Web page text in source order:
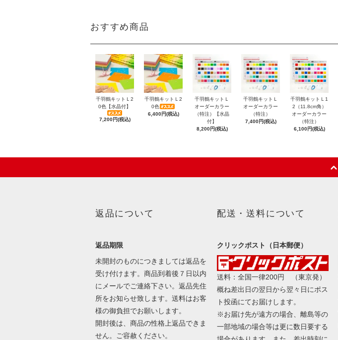
おすすめ商品
千羽鶴キットＬ2
0色【水晶付】
7,200円(税込)
千羽鶴キットＬ2
0色
6,400円(税込)
千羽鶴キットＬ
オーダーカラー
（特注）【水晶
付】
8,200円(税込)
千羽鶴キットＬ
オーダーカラー
（特注）
7,400円(税込)
千羽鶴キットＬ1
2（11.8cm角）
オーダーカラー
（特注）
6,100円(税込)
返品について
返品期限
未開封のものにつきましては返品を
受け付けます。商品到着後７日以内
にメールでご連絡下さい。返品先住
所をお知らせ致します。送料はお客
様の御負担でお願いします。
開封後は、商品の性格上返品できま
せん。ご容赦ください。
配送・送料について
クリックポスト（日本郵便）
送料：全国一律200円 （東京発）
概ね差出日の翌日から翌々日にポス
ト投函にてお届けします。
※お届け先が遠方の場合、離島等の
一部地域の場合等は更に数日要する